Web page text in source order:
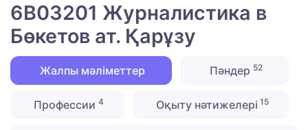
6B03201 Журналистика в
Бөкетов ат. Қарұзу
Жалпы мәліметтер Пәндер 52
Профессии 4 Оқыту нәтижелері 15